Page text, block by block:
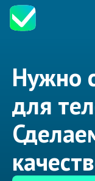
Нужно
для